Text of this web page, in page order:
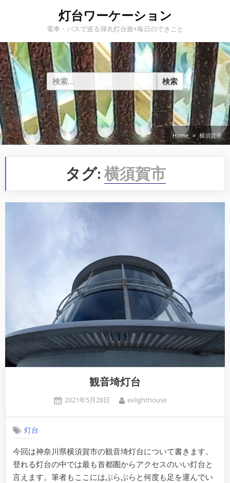
灯台ワーケーション
電車・バスで巡る弾丸灯台旅+毎日のできこと
検
索:
Home 横須賀市
タグ: 横須賀市
観音埼灯台
Posted
2021年5月28日 By
exlighthouse
灯台
今回は神奈川県横須賀市の観音埼灯台について書きます。
登れる灯台の中では最も首都圏からアクセスのいい灯台と
言えます。筆者もここにはぷらぷらと何度も足を運んでい